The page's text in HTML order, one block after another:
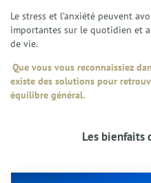
Techniques
La Sophrologie
L’Harmonisation
L’Hypnose
Séances
Séances collectives
Le stress et l’anxiété peuvent
importantes sur le quotidien et
de vie.
Que vous vous reconnaissiez
existe des solutions pour
équilibre général.
Les bienfaits